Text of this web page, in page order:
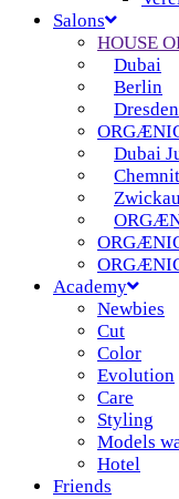
Salons
HOUSE
Dubai
Berlin
Dresden
Dubai
Zwickau
Academy
Newbies
Cut
Color
Evolution
Care
Styling
Models
Hotel
Friends